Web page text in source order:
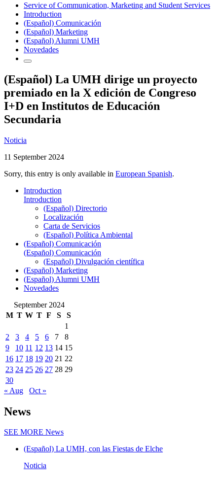
Service of Communication, Marketing and Student Services
Introduction
(Español) Comunicación
(Español) Marketing
(Español) Alumni UMH
Novedades
(Español) La UMH dirige un proyecto
premiado en la X edición de Congreso
I+D en Institutos de Educación
Secundaria
Noticia
11 September 2024
Sorry, this entry is only available in European Spanish.
Introduction
Introduction
(Español) Directorio
Localización
Carta de Servicios
(Español) Política Ambiental
(Español) Comunicación
(Español) Comunicación
(Español) Divulgación científica
(Español) Marketing
(Español) Alumni UMH
Novedades
September 2024
M T W T F S
S
1
2
3 4 5 6 7
8
9
10 11 12 13 14 15
16 17 18 19 20 21 22
23 24 25 26 27 28 29
30
« Aug
Oct »
News
SEE MORE News
(Español) La UMH, con las Fiestas de Elche
Noticia